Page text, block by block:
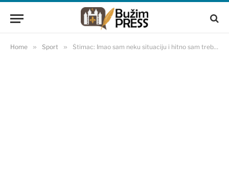
Home » Sport » Štimac: Imao sam neku situaciju i hitno sam trebao novac, obratio sam se Zdravku Mamiću